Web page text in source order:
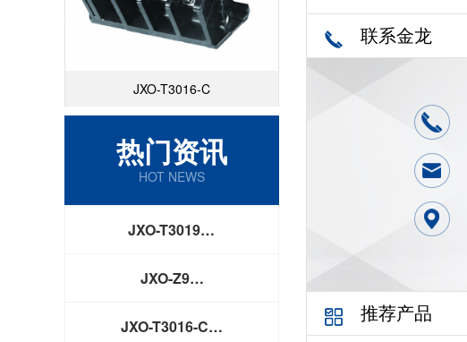
JXO-T3016-C
热门资讯
HOT NEWS
JXO-T3019…
JXO-Z9…
JXO-T3016-C…
联系金龙
推荐产品